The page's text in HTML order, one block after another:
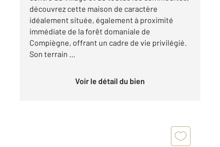
découvrez cette maison de caractère
idéalement située, également à proximité
immédiate de la forêt domaniale de
Compiègne, offrant un cadre de vie privilégié.
Son terrain ...
Voir le détail du bien